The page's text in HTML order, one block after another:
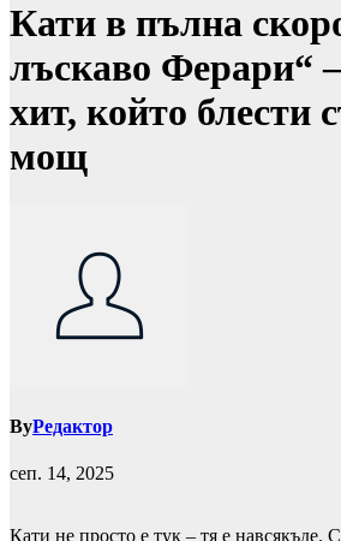
Кати в пълна
лъскаво Ферари“
хит, който блести
мощ
ByРедактор
сеп. 14, 2025
Кати не просто е тук – тя е навсякъде.